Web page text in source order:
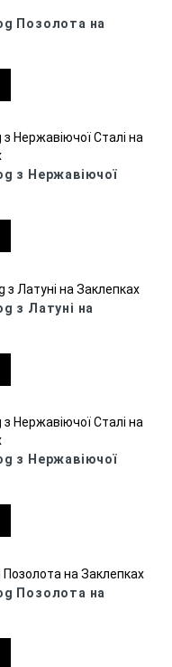
Позолота на
з Нержавіючої
з Латуні на
з Нержавіючої
Позолота на